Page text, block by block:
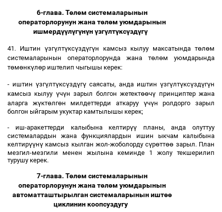
6-глава. Төлөм системаларынын
операторлорунун жана төлөм уюмдарынын
ишмердүүлүгүнүнүзгүлтүксүздүгү
41. Иштин үзгүлтүксүздүгүн камсыз кылуу максатында төлөм
системаларынын операторлорунда жана төлөм уюмдарында
төмөнкүлөр иштелип чыгышы керек:
- иштин үзгүлтүксүздүгү саясаты, анда иштин үзгүлтүксүздүгүн
камсыз кылуу үчүн зарыл болгон жетектөөчү принциптер жана
аларга жүктөлгөн милдеттерди аткаруу үчүн ролдорго зарыл
болгон ыйгарым укуктар камтылышы керек;
- иш-аракеттерди калыбына келтирүү планы, анда олуттуу
системалардын жана функциялардын ишин ыкчам калыбына
келтирүүнү камсыз кылган жол-жоболорду сүрөттөө зарыл. План
мезгил-мезгили менен жылына кеминде 1 жолу текшерилип
турушу керек.
7-глава. Төлөм системаларынын
операторлорунун жана төлөм уюмдарынын
автоматташтырылган системаларынын иштөө
циклинин коопсуздугу